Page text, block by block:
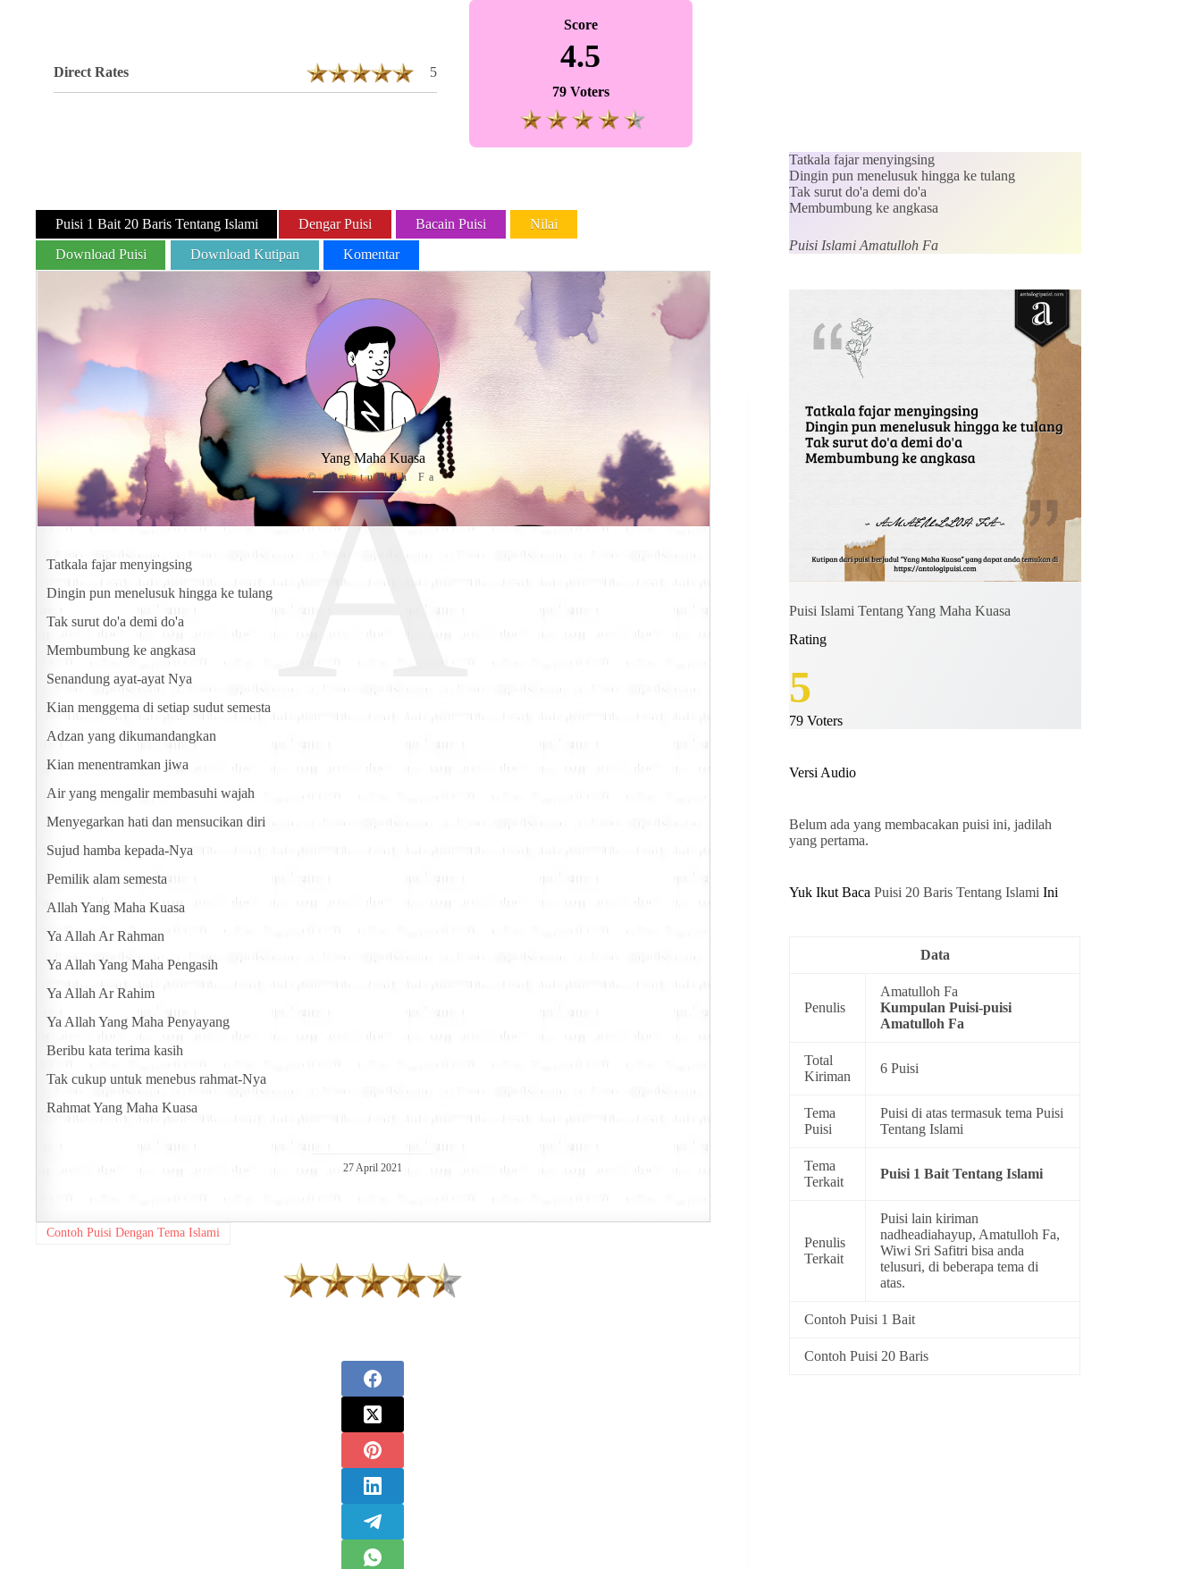
Direct Rates 5
Score
4.5
79 Voters
Puisi 1 Bait 20 Baris Tentang Islami Dengar Puisi Bacain Puisi Nilai
Download Puisi Download Kutipan Komentar
A
Yang Maha Kuasa
© Amatulloh Fa
Tatkala fajar menyingsing
Dingin pun menelusuk hingga ke tulang
Tak surut do'a demi do'a
Membumbung ke angkasa
Senandung ayat-ayat Nya
Kian menggema di setiap sudut semesta
Adzan yang dikumandangkan
Kian menentramkan jiwa
Air yang mengalir membasuhi wajah
Menyegarkan hati dan mensucikan diri
Sujud hamba kepada-Nya
Pemilik alam semesta
Allah Yang Maha Kuasa
Ya Allah Ar Rahman
Ya Allah Yang Maha Pengasih
Ya Allah Ar Rahim
Ya Allah Yang Maha Penyayang
Beribu kata terima kasih
Tak cukup untuk menebus rahmat-Nya
Rahmat Yang Maha Kuasa
27 April 2021
Contoh Puisi Dengan Tema Islami
Tatkala fajar menyingsing
Dingin pun menelusuk hingga ke tulang
Tak surut do'a demi do'a
Membumbung ke angkasa
Puisi Islami Amatulloh Fa
Puisi Islami Tentang Yang Maha Kuasa
Rating
5
79 Voters
Versi Audio
Belum ada yang membacakan puisi ini, jadilah
yang pertama.
Yuk Ikut BacaPuisi 20 Baris Tentang IslamiIni
Data
Penulis
Amatulloh Fa
KumpulanPuisi-puisi
Amatulloh Fa
Total
Kiriman
6 Puisi
Tema
Puisi
Puisi di atas termasuk temaPuisi
Tentang Islami
Tema
Terkait
Puisi 1 Bait Tentang Islami
Penulis
Terkait
Puisi lain kiriman
nadheadiahayup, Amatulloh Fa,
Wiwi Sri Safitri bisa anda
telusuri, di beberapa tema di
atas.
Contoh Puisi 1 Bait
Contoh Puisi 20 Baris